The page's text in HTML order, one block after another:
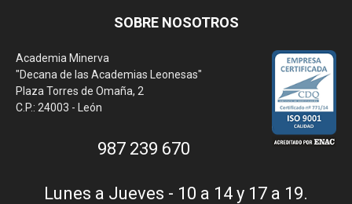
SOBRE NOSOTROS
Academia Minerva
"Decana de las Academias Leonesas"
Plaza Torres de Omaña, 2
C.P.: 24003 - León
987 239 670
Lunes a Jueves - 10 a 14 y 17 a 19.